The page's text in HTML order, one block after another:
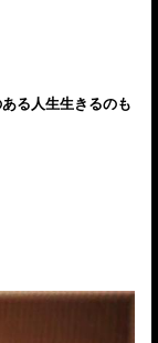
る人生生きるのも